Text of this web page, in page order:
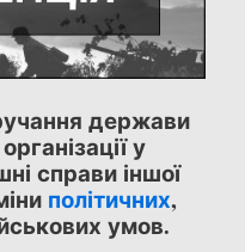
держави
у
справи іншої
політичних,
умов.